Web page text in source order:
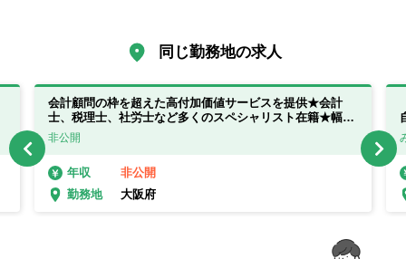
同じ勤務地の求人
会計顧問の枠を超えた高付加価値サービスを提供★会計
士、税理士、社労士など多くのスペシャリスト在籍★幅広
い案件を担当することが可能です！
非公開
年収
非公開
勤務地
大阪府